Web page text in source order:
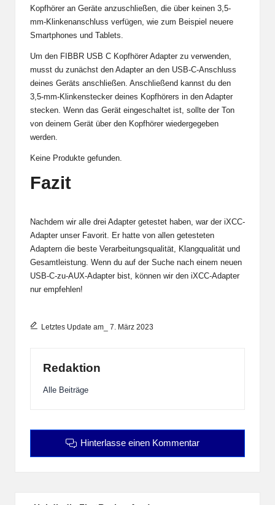
Kopfhörer an Geräte anzuschließen, die über keinen 3,5-
mm-Klinkenanschluss verfügen, wie zum Beispiel neuere
Smartphones und Tablets.
Um den FIBBR USB C Kopfhörer Adapter zu verwenden,
musst du zunächst den Adapter an den USB-C-Anschluss
deines Geräts anschließen. Anschließend kannst du den
3,5-mm-Klinkenstecker deines Kopfhörers in den Adapter
stecken. Wenn das Gerät eingeschaltet ist, sollte der Ton
von deinem Gerät über den Kopfhörer wiedergegeben
werden.
Keine Produkte gefunden.
Fazit
Nachdem wir alle drei Adapter getestet haben, war der iXCC-
Adapter unser Favorit. Er hatte von allen getesteten
Adaptern die beste Verarbeitungsqualität, Klangqualität und
Gesamtleistung. Wenn du auf der Suche nach einem neuen
USB-C-zu-AUX-Adapter bist, können wir den iXCC-Adapter
nur empfehlen!
Letztes Update am_ 7. März 2023
Redaktion
Alle Beiträge
Hinterlasse einen Kommentar